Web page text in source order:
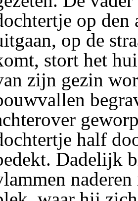
op den
op de
stort het
zijn gezin
half
Dadelijk